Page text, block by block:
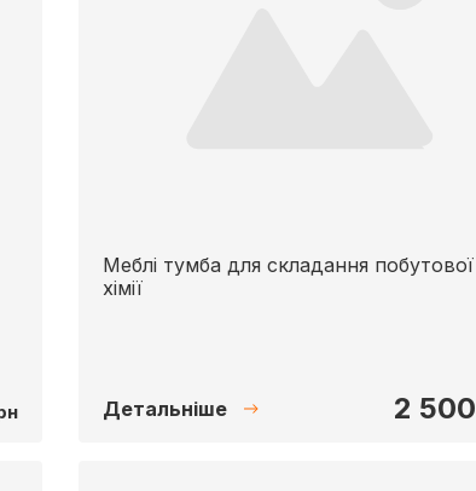
Меблі тумба для складання побутової
хімії
Детальніше 2 500